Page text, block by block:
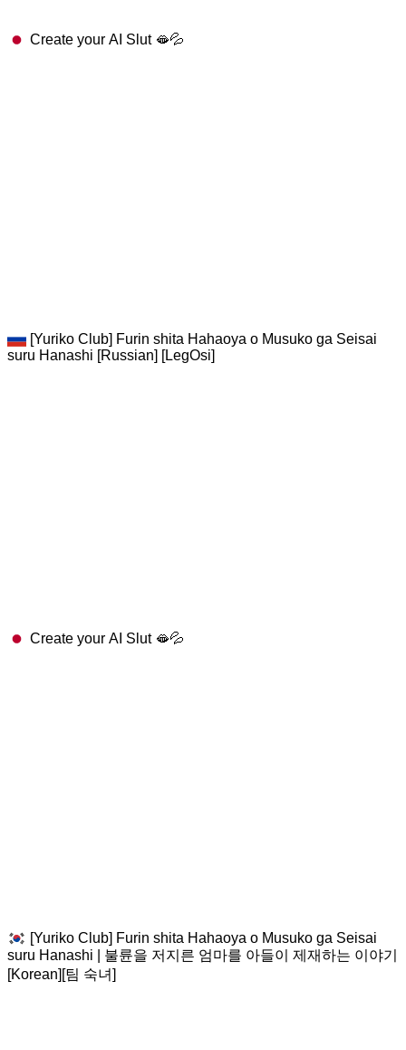
Create your AI Slut 🫦💦
[Yuriko Club] Furin shita Hahaoya o Musuko ga Seisai
suru Hanashi [Russian] [LegOsi]
Create your AI Slut 🫦💦
[Yuriko Club] Furin shita Hahaoya o Musuko ga Seisai
suru Hanashi | 불륜을 저지른 엄마를 아들이 제재하는 이야기
[Korean][팀 숙녀]